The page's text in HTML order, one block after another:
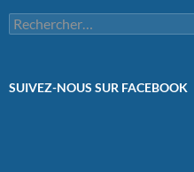
Rechercher :
SUIVEZ-NOUS SUR FACEBOOK